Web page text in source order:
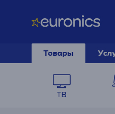
Товары
ТВ